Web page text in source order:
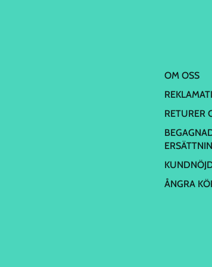
OM OSS
RETURER
ÅNGRA